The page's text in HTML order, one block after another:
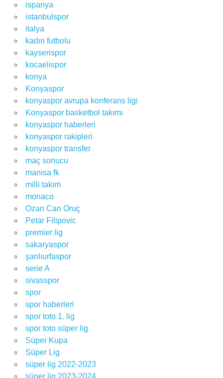
ispanya
istanbulspor
italya
kadın futbolu
kayserispor
kocaelispor
konya
Konyaspor
konyaspor avrupa konferans ligi
Konyaspor basketbol takımı
konyaspor haberleri
konyaspor rakipleri
konyaspor transfer
maç sonucu
manisa fk
milli takım
monaco
Ozan Can Oruç
Petar Filipovic
premier lig
sakaryaspor
şanlıurfaspor
serie A
sivasspor
spor
spor haberleri
spor toto 1. lig
spor toto süper lig
Süper Kupa
Süper Lig
süper lig 2022-2023